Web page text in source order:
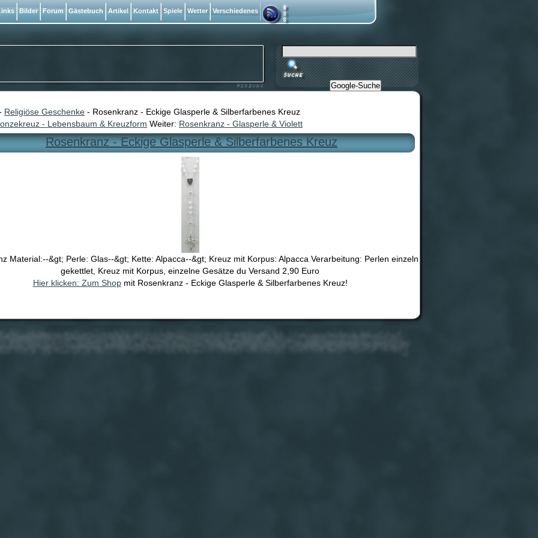
Religiöse Geschenke - Rosenkranz - Eckige Glasperle & Silberfarbenes Kreuz
- Lebensbaum & Kreuzform Weiter: Rosenkranz - Glasperle & Violett
Rosenkranz - Eckige Glasperle & Silberfarbenes Kreuz
Material:--&gt; Perle: Glas--&gt; Kette: Alpacca--&gt; Kreuz mit Korpus: Alpacca Verarbeitung: Perlen einzeln
gekettlet, Kreuz mit Korpus, einzelne Gesätze du Versand 2,90 Euro
Hier klicken: Zum Shopmit Rosenkranz - Eckige Glasperle & Silberfarbenes Kreuz!
Bilder Forum Gästebuch Artikel Kontakt Spiele Wetter Verschiedenes
Google-Suche